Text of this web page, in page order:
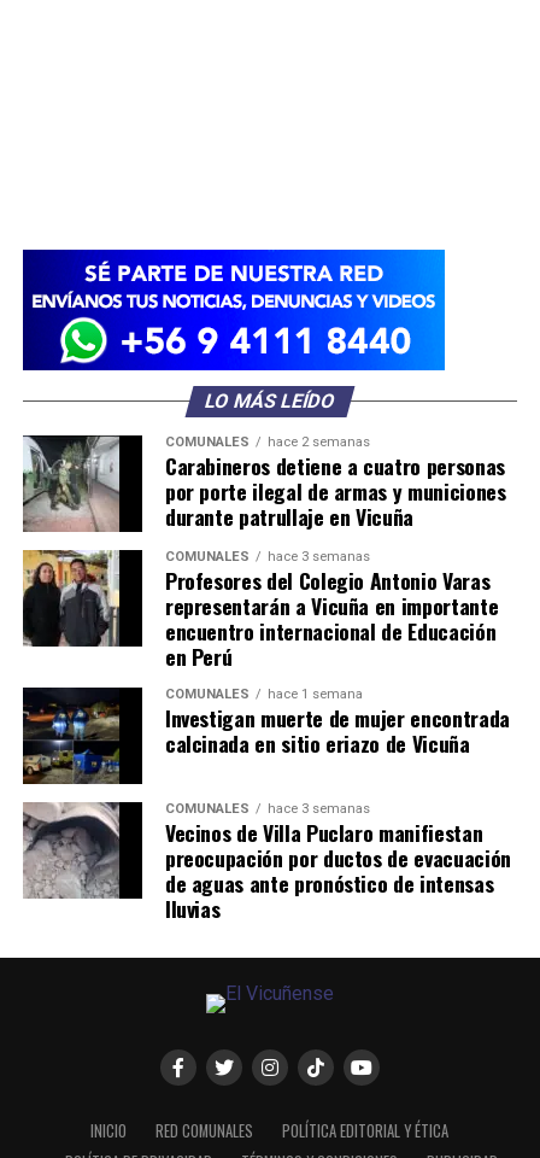
LO MÁS LEÍDO
COMUNALES hace 2 semanas
Carabineros detiene a cuatro personas
por porte ilegal de armas y municiones
durante patrullaje en Vicuña
COMUNALES hace 3 semanas
Profesores del Colegio Antonio Varas
representarán a Vicuña en importante
encuentro internacional de Educación
en Perú
COMUNALES hace 1 semana
Investigan muerte de mujer encontrada
calcinada en sitio eriazo de Vicuña
COMUNALES hace 3 semanas
Vecinos de Villa Puclaro manifiestan
preocupación por ductos de evacuación
de aguas ante pronóstico de intensas
lluvias
INICIO RED COMUNALES
POLÍTICA EDITORIAL Y ÉTICA